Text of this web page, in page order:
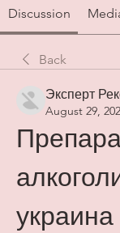
Discussion
Back
Эксперт
August 29,
украина